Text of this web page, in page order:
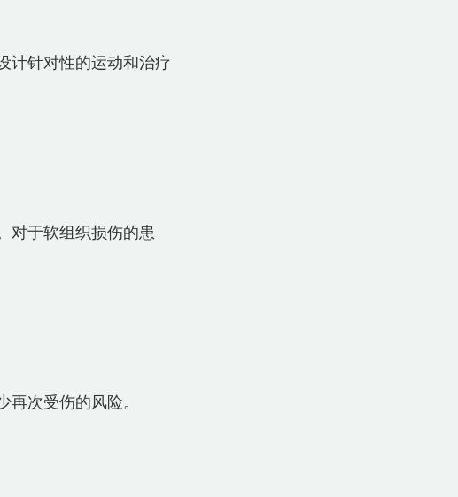
计针对性的运动和治疗
对于软组织损伤的患
再次受伤的风险。